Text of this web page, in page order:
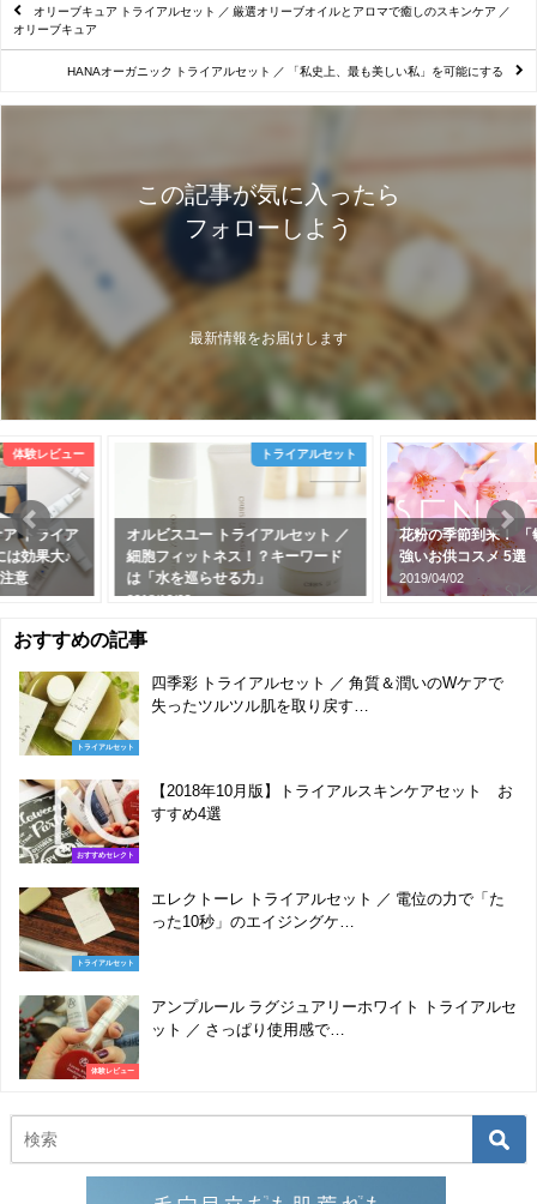
オリーブキュア トライアルセット ／ 厳選オリーブオイルとアロマで癒しのスキンケア ／
オリーブキュア
HANAオーガニック トライアルセット ／ 「私史上、最も美しい私」を可能にする
この記事が気に入ったら
フォローしよう
最新情報をお届けします
オルビスユー トライアルセット ／
細胞フィットネス！？キーワード
は「水を巡らせる力」
敏感肌ケア特集
花粉の季節到来！ 「敏感肌」の心
強いお供コスメ 5選
おすすめの記事
トライアルセット
四季彩 トライアルセット ／ 角質＆潤いのWケアで
失ったツルツル肌を取り戻す…
おすすめセレクト
【2018年10月版】トライアルスキンケアセット お
すすめ4選
トライアルセット
エレクトーレ トライアルセット ／ 電位の力で「た
った10秒」のエイジングケ…
体験レビュー
アンプルール ラグジュアリーホワイト トライアルセ
ット ／ さっぱり使用感で…